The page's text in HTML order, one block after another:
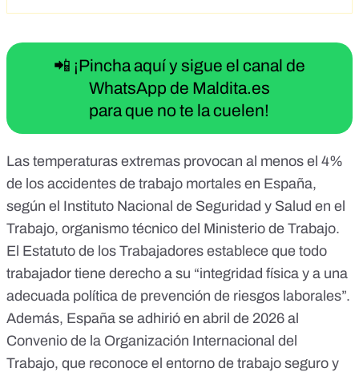
📲 ¡Pincha aquí y sigue el canal de
WhatsApp de Maldita.es
para que no te la cuelen!
Las temperaturas extremas provocan al menos el 4%
de los accidentes de trabajo mortales en España,
según el Instituto Nacional de Seguridad y Salud en el
Trabajo, organismo técnico del Ministerio de Trabajo.
El Estatuto de los Trabajadores establece que todo
trabajador tiene derecho a su “integridad física y a una
adecuada política de prevención de riesgos laborales”.
Además, España se adhirió en abril de 2026 al
Convenio de la Organización Internacional del
Trabajo, que reconoce el entorno de trabajo seguro y